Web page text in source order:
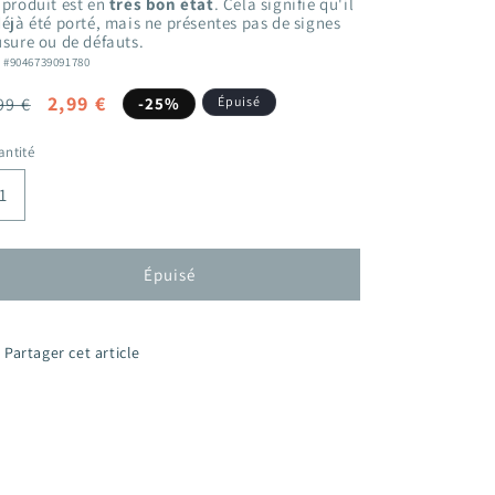
produit est en très bon état. Cela signifie qu'il
été porté, mais ne présentes pas de signes
ou de défauts.
#9046739091780
€
Prix
2,99 € -25% Épuisé
Épuisé
Partager cet article